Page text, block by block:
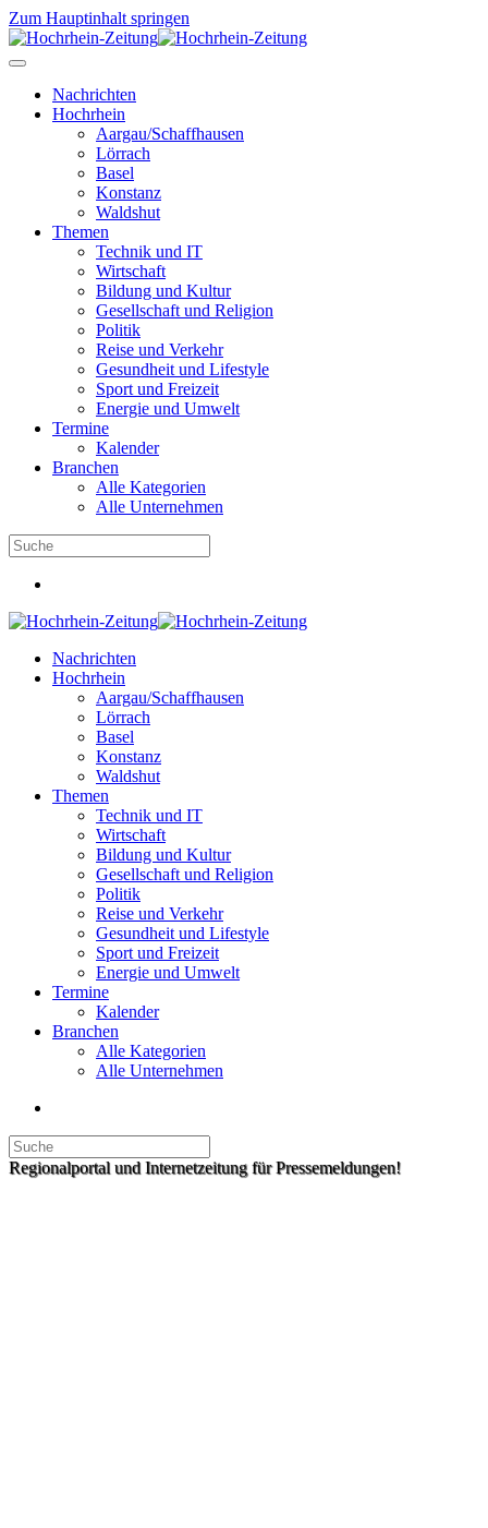
Zum Hauptinhalt springen
Nachrichten
Hochrhein
Aargau/Schaffhausen
Lörrach
Basel
Konstanz
Waldshut
Themen
Technik und IT
Wirtschaft
Bildung und Kultur
Gesellschaft und Religion
Politik
Reise und Verkehr
Gesundheit und Lifestyle
Sport und Freizeit
Energie und Umwelt
Termine
Kalender
Branchen
Alle Kategorien
Alle Unternehmen
Nachrichten
Hochrhein
Aargau/Schaffhausen
Lörrach
Basel
Konstanz
Waldshut
Themen
Technik und IT
Wirtschaft
Bildung und Kultur
Gesellschaft und Religion
Politik
Reise und Verkehr
Gesundheit und Lifestyle
Sport und Freizeit
Energie und Umwelt
Termine
Kalender
Branchen
Alle Kategorien
Alle Unternehmen
Regionalportal und Internetzeitung für Pressemeldungen!